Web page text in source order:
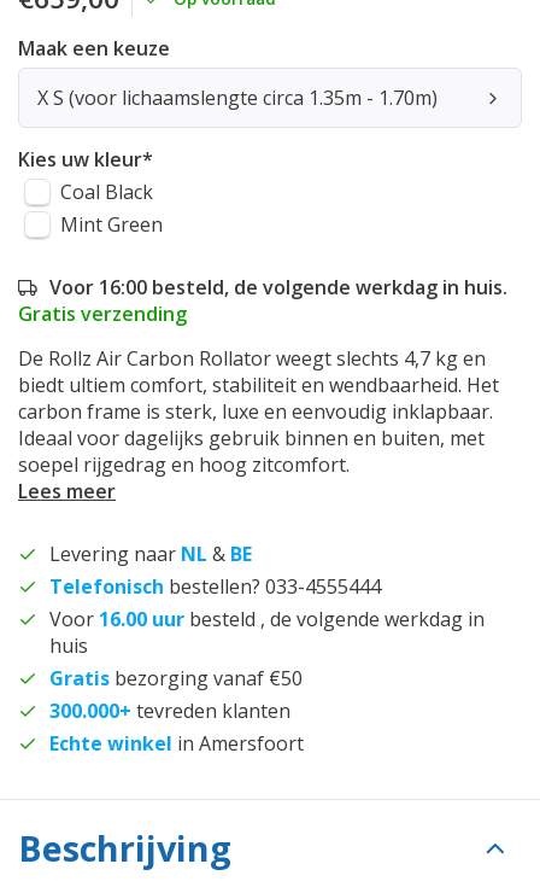
Maak een keuze
X S (voor lichaamslengte circa 1.35m - 1.70m)
Kies uw kleur*
Coal Black
Mint Green
Voor 16:00 besteld, de volgende werkdag in huis.
Gratis verzending
De Rollz Air Carbon Rollator weegt slechts 4,7 kg en
biedt ultiem comfort, stabiliteit en wendbaarheid. Het
carbon frame is sterk, luxe en eenvoudig inklapbaar.
Ideaal voor dagelijks gebruik binnen en buiten, met
soepel rijgedrag en hoog zitcomfort.
Lees meer
Levering naar NL & BE
Telefonisch bestellen? 033-4555444
Voor 16.00 uur besteld , de volgende werkdag in
huis
Gratis bezorging vanaf €50
300.000+ tevreden klanten
Echte winkel in Amersfoort
Beschrijving